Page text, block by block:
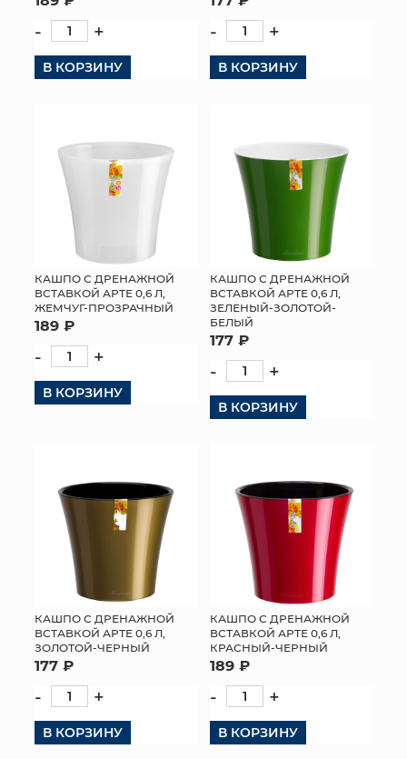
ТОРГОВЫЙ ЦЕНТР
- +
В КОРЗИНУ
- +
В КОРЗИНУ
КАШПО С ДРЕНАЖНОЙ
ВСТАВКОЙ АРТЕ 0,6 Л,
ЖЕМЧУГ-ПРОЗРАЧНЫЙ
189 ₽
- +
В КОРЗИНУ
КАШПО С ДРЕНАЖНОЙ
ВСТАВКОЙ АРТЕ 0,6 Л,
ЗЕЛЕНЫЙ-ЗОЛОТОЙ-
БЕЛЫЙ
177 ₽
- +
В КОРЗИНУ
КАШПО С ДРЕНАЖНОЙ
ВСТАВКОЙ АРТЕ 0,6 Л,
ЗОЛОТОЙ-ЧЕРНЫЙ
177 ₽
- +
В КОРЗИНУ
КАШПО С ДРЕНАЖНОЙ
ВСТАВКОЙ АРТЕ 0,6 Л,
КРАСНЫЙ-ЧЕРНЫЙ
189 ₽
- +
В КОРЗИНУ